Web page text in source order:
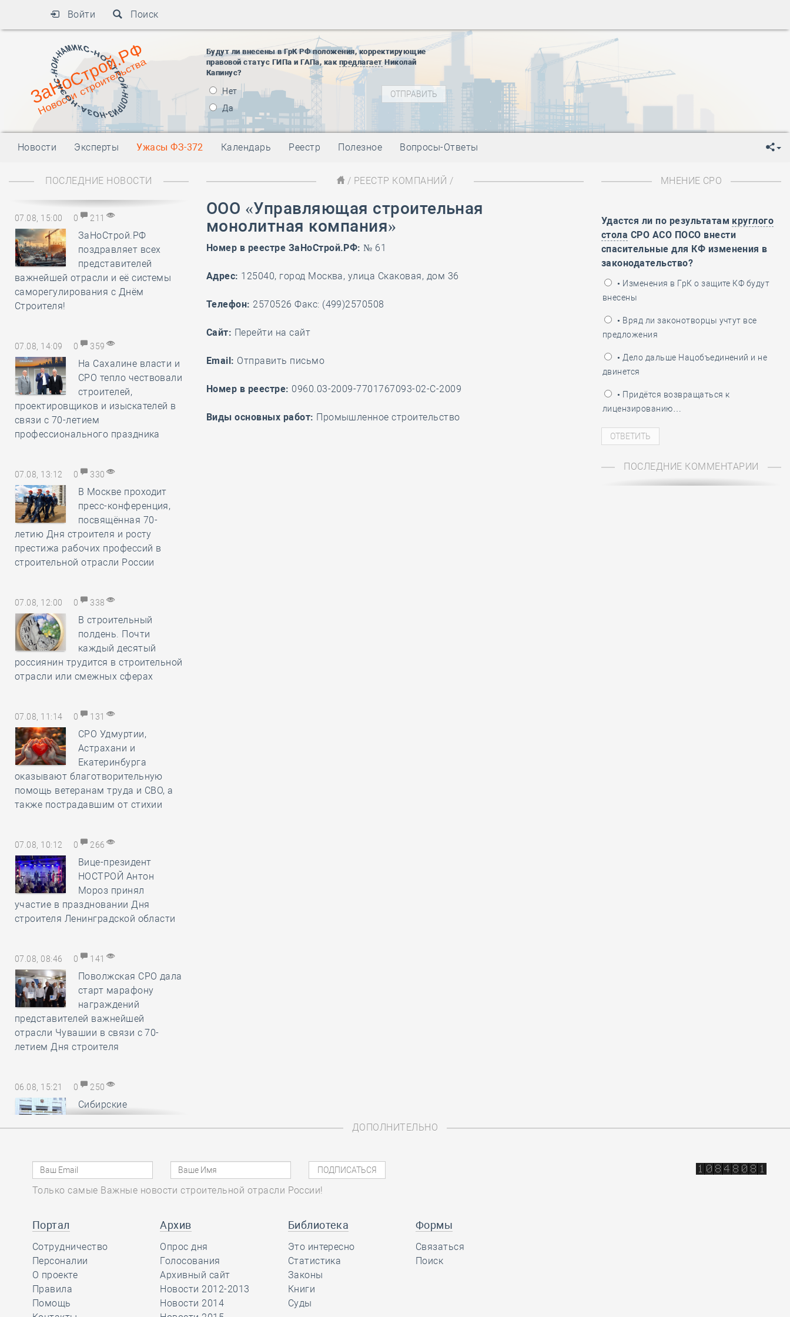
Войти Поиск
Будут ли внесены в ГрК РФ положения, корректирующие
правовой статус ГИПа и ГАПа, как предлагаетНиколай
Капинус?
Нет
Да
День Государственного флага Российской Федерации
-День знаний
-
День сотрудника органов внутренних дел РФ
27 января
День полного освобождения Ленинграда от фашистской
блокады
01 мая-
День Весны и Труда
09 мая -День Победы!
День Государственного флага Российской Федерации
10 ноября
День полного освобождения Ленинграда от фашистской
Новости Эксперты Ужасы ФЗ-372 Календарь Реестр Полезное Вопросы-Ответы
ПОСЛЕДНИЕ НОВОСТИ
07.08, 15:00 0 211
ЗаНоСтрой.РФ
поздравляет всех
представителей
важнейшей отрасли и её системы
саморегулирования с Днём
Строителя!
07.08, 14:09 0 359
На Сахалине власти и
СРО тепло чествовали
строителей,
проектировщиков и изыскателей в
связи с 70-летием
профессионального праздника
07.08, 13:12 0 330
В Москве проходит
пресс-конференция,
посвящённая 70-
летию Дня строителя и росту
престижа рабочих профессий в
строительной отрасли России
07.08, 12:00 0 338
В строительный
полдень. Почти
каждый десятый
россиянин трудится в строительной
отрасли или смежных сферах
07.08, 11:14 0 131
СРО Удмуртии,
Астрахани и
Екатеринбурга
оказывают благотворительную
помощь ветеранам труда и СВО, а
также пострадавшим от стихии
07.08, 10:12 0 266
Вице-президент
НОСТРОЙ Антон
Мороз принял
участие в праздновании Дня
строителя Ленинградской области
07.08, 08:46 0 141
Поволжская СРО дала
старт марафону
награждений
представителей важнейшей
отрасли Чувашии в связи с 70-
летием Дня строителя
06.08, 15:21 0 250
Сибирские
саморегуляторы
понесли
авансы, неотработанные
обанкротившимся членом СРО
В Минстрое России
обсудили
предложения по
повышению энергоэффективности
многоквартирных домов
/ РЕЕСТР КОМПАНИЙ /
ООО «Управляющая строительная
монолитная компания»
Номер в реестре ЗаНоСтрой.РФ: № 61
Адрес: 125040, город Москва, улица Скаковая, дом 36
Телефон: 2570526 Факс: (499)2570508
Cайт: Перейти на сайт
Email: Отправить письмо
Номер в реестре: 0960.03-2009-7701767093-02-С-2009
Виды основных работ: Промышленное строительство
МНЕНИЕ СРО
Удастся ли по результатам круглого
стола СРО АСО ПОСО внести
спасительные для КФ изменения в
законодательство?
• Изменения в ГрК о защите КФ будут
внесены
• Вряд ли законотворцы учтут все
предложения
• Дело дальше Нацобъединений и не
двинется
• Придётся возвращаться к
лицензированию…
ПОСЛЕДНИЕ КОММЕНТАРИИ
ДОПОЛНИТЕЛЬНО
Только самые Важные новости строительной отрасли России!
Портал
Сотрудничество
Персоналии
О проекте
Правила
Помощь
Архив
Опрос дня
Голосования
Архивный сайт
Новости 2012-2013
Новости 2014
Библиотека
Это интересно
Статистика
Законы
Книги
Суды
Формы
Связаться
Поиск